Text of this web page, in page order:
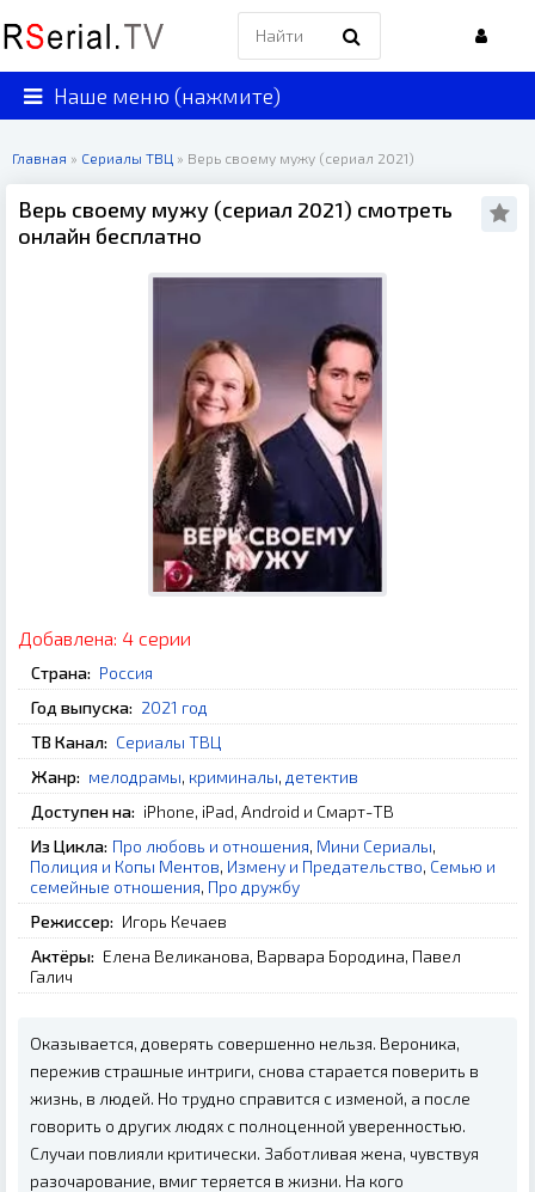
Наше меню (нажмите)
Главная » Сериалы ТВЦ » Верь своему мужу (сериал 2021)
Верь своему мужу (сериал 2021) смотреть
онлайн бесплатно
Добавлена: 4 серии
Страна: Россия
Год выпуска: 2021 год
ТВ Канал: Сериалы ТВЦ
Жанр: мелодрамы, криминалы, детектив
Доступен на: iPhone, iPad, Android и Смарт-ТВ
Из Цикла: Про любовь и отношения, Мини Сериалы,
Полиция и Копы Ментов, Измену и Предательство, Семью и
семейные отношения, Про дружбу
Режиссер: Игорь Кечаев
Актёры: Елена Великанова, Варвара Бородина, Павел
Галич
Оказывается, доверять совершенно нельзя. Вероника,
пережив страшные интриги, снова старается поверить в
жизнь, в людей. Но трудно справится с изменой, а после
говорить о других людях с полноценной уверенностью.
Случаи повлияли критически. Заботливая жена, чувствуя
разочарование, вмиг теряется в жизни. На кого